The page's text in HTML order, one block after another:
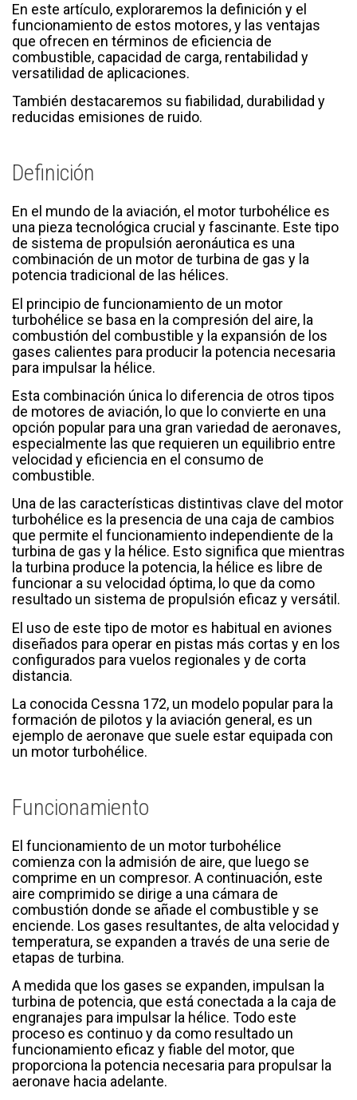
En este artículo, exploraremos la definición y el
funcionamiento de estos motores, y las ventajas
que ofrecen en términos de eficiencia de
combustible, capacidad de carga, rentabilidad y
versatilidad de aplicaciones.
También destacaremos su fiabilidad, durabilidad y
reducidas emisiones de ruido.
Definición
En el mundo de la aviación, el motor turbohélice es
una pieza tecnológica crucial y fascinante. Este tipo
de sistema de propulsión aeronáutica es una
combinación de un motor de turbina de gas y la
potencia tradicional de las hélices.
El principio de funcionamiento de un motor
turbohélice se basa en la compresión del aire, la
combustión del combustible y la expansión de los
gases calientes para producir la potencia necesaria
para impulsar la hélice.
Esta combinación única lo diferencia de otros tipos
de motores de aviación, lo que lo convierte en una
opción popular para una gran variedad de aeronaves,
especialmente las que requieren un equilibrio entre
velocidad y eficiencia en el consumo de
combustible.
Una de las características distintivas clave del motor
turbohélice es la presencia de una caja de cambios
que permite el funcionamiento independiente de la
turbina de gas y la hélice. Esto significa que mientras
la turbina produce la potencia, la hélice es libre de
funcionar a su velocidad óptima, lo que da como
resultado un sistema de propulsión eficaz y versátil.
El uso de este tipo de motor es habitual en aviones
diseñados para operar en pistas más cortas y en los
configurados para vuelos regionales y de corta
distancia.
La conocida Cessna 172, un modelo popular para la
formación de pilotos y la aviación general, es un
ejemplo de aeronave que suele estar equipada con
un motor turbohélice.
Funcionamiento
El funcionamiento de un motor turbohélice
comienza con la admisión de aire, que luego se
comprime en un compresor. A continuación, este
aire comprimido se dirige a una cámara de
combustión donde se añade el combustible y se
enciende. Los gases resultantes, de alta velocidad y
temperatura, se expanden a través de una serie de
etapas de turbina.
A medida que los gases se expanden, impulsan la
turbina de potencia, que está conectada a la caja de
engranajes para impulsar la hélice. Todo este
proceso es continuo y da como resultado un
funcionamiento eficaz y fiable del motor, que
proporciona la potencia necesaria para propulsar la
aeronave hacia adelante.